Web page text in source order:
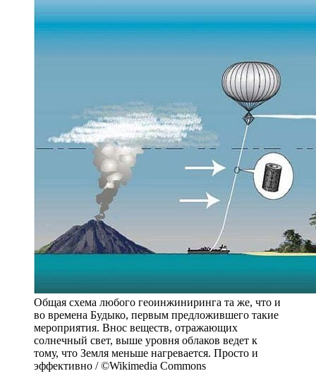
Общая схема любого геоинжиниринга та же, что и
во времена Будыко, первым предложившего такие
мероприятия. Внос веществ, отражающих
солнечный свет, выше уровня облаков ведет к
тому, что Земля меньше нагревается. Просто и
эффективно / ©Wikimedia Commons